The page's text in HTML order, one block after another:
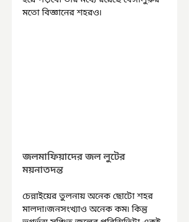
মতো বিজ্ঞানের শহরও৷
জলমাফিয়াদের জল লুটের
ময়নাতদন্ত
চেন্নাইয়ের তুলনায় অনেক ছোটো শহর
মালদা৷জনসংখ্যাও অনেক কম৷ কিন্তু